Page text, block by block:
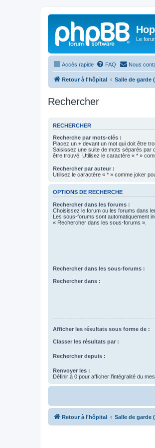
Le
Accès rapide FAQ Nous
Retour à l'hôpital Salle de garde
Rechercher
RECHERCHER
Recherche par mots-clés :
Placez un + devant un mot qui doit être
Saisissez une suite de mots séparés par
être trouvé. Utilisez le caractère « * »
Rechercher par auteur :
Utilisez le caractère « * » comme joker
OPTIONS DE RECHERCHE
Rechercher dans les forums :
Choisissez le forum ou les forums dans
Les sous-forums sont automatiquement
« Rechercher dans les sous-forums ».
Rechercher dans les sous-forums :
Rechercher dans :
Afficher les résultats sous forme de :
Classer les résultats par :
Rechercher depuis :
Renvoyer les :
Définir à 0 pour afficher l’intégralité du
Retour à l'hôpital Salle de garde